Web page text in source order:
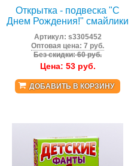
Открытка - подвеска "С
Днем Рождения!" смайлики
Артикул: s3305452
Оптовая цена: 7 руб.
Без скидки: 60 руб.
Цена: 53руб.
ДОБАВИТЬ В КОРЗИНУ